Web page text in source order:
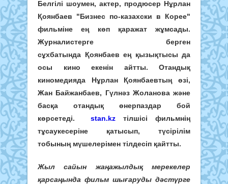
Белгілі шоумен, актер, продюсер Нұрлан
Қоянбаев "Бизнес по-казахски в Корее"
фильміне ең көп қаражат жұмсады.
Журналистерге берген
сұхбатында Қоянбаев ең қызықтысы да
осы кино екенін айтты. Отандық
киномедияда Нұрлан Қоянбаевтың өзі,
Жан Байжанбаев, Гүлнәз Жоланова және
басқа отандық өнерпаздар бой
көрсетеді. stan.kzтілшісі фильмнің
тұсаукесеріне қатысып, түсірілім
тобының мүшелерімен тілдесіп қайтты.
Жыл сайын жаңажылдық мерекелер
қарсаңында фильм шығаруды дәстүрге